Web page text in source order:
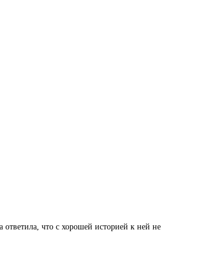
ответила, что с хорошей историей к ней не